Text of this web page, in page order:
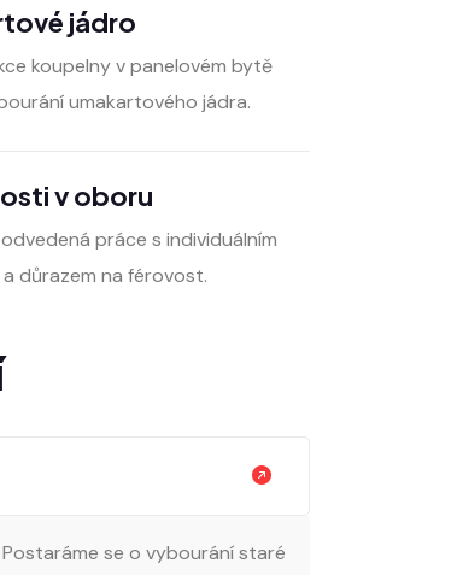
jádro
koupelny v panelovém bytě
umakartového jádra.
v oboru
práce s individuálním
důrazem na férovost.
se o vybourání staré